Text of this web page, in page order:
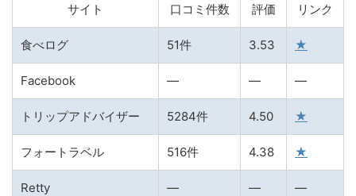
サイト 口コミ件数 評価 リンク
食べログ 51件 3.53 ★
Facebook ― ― ―
トリップアドバイザー 5284件 4.50 ★
フォートラベル 516件 4.38 ★
Retty ― ― ―